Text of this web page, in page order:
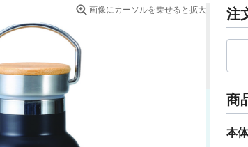
画像にカーソルを乗せると拡大 注
商
本